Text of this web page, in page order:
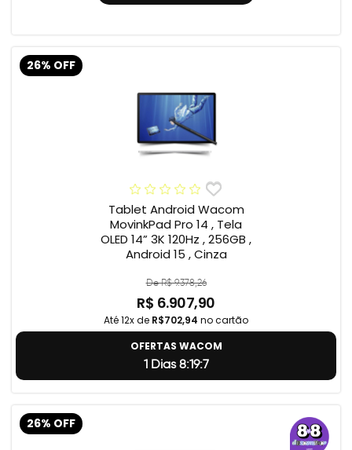
26% OFF
Tablet Android Wacom
MovinkPad Pro 14 , Tela
OLED 14” 3K 120Hz , 256GB ,
Android 15 , Cinza
De R$ 9.378,26
R$ 6.907,90
Até 12x de R$702,94 no cartão
OFERTAS WACOM
1 Dias 8:19:6
26% OFF